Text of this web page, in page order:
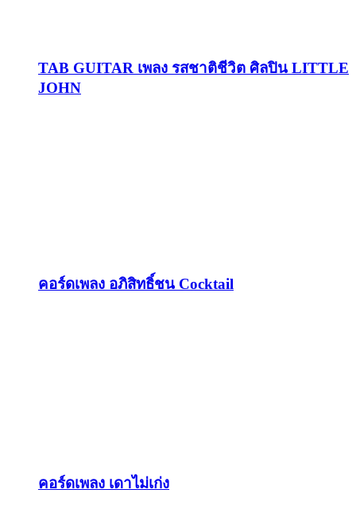
TAB GUITAR เพลง รสชาติชีวิต ศิลปิน LITTLE
JOHN
คอร์ดเพลง อภิสิทธิ์ชน Cocktail
คอร์ดเพลง เดาไม่เก่ง